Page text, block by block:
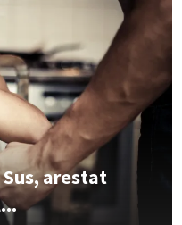
arestat